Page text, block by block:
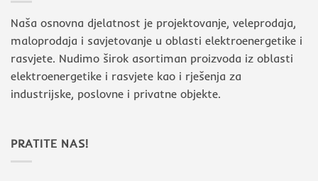
Naša osnovna djelatnost je projektovanje, veleprodaja,
maloprodaja i savjetovanje u oblasti elektroenergetike i
rasvjete. Nudimo širok asortiman proizvoda iz oblasti
elektroenergetike i rasvjete kao i rješenja za
industrijske, poslovne i privatne objekte.
PRATITE NAS!